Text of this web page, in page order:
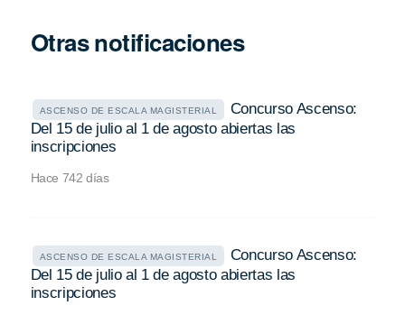
Otras notificaciones
ASCENSO DE ESCALA MAGISTERIAL
Concurso Ascenso:
Del 15 de julio al 1 de agosto abiertas las
inscripciones
Hace 742 días
ASCENSO DE ESCALA MAGISTERIAL
Concurso Ascenso:
Del 15 de julio al 1 de agosto abiertas las
inscripciones